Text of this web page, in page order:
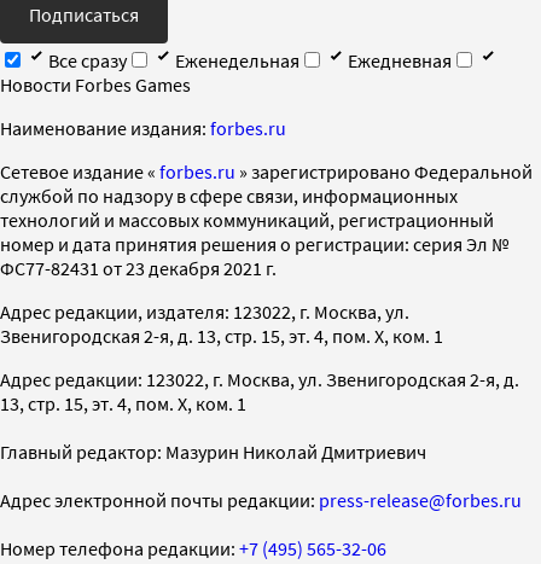
Подписаться
Все сразу
Еженедельная
Ежедневная
Новости Forbes Games
Наименование издания: forbes.ru
Cетевое издание « forbes.ru » зарегистрировано Федеральной
службой по надзору в сфере связи, информационных
технологий и массовых коммуникаций, регистрационный
номер и дата принятия решения о регистрации: серия Эл №
ФС77-82431 от 23 декабря 2021 г.
Адрес редакции, издателя: 123022, г. Москва, ул.
Звенигородская 2-я, д. 13, стр. 15, эт. 4, пом. X, ком. 1
Адрес редакции: 123022, г. Москва, ул. Звенигородская 2-я, д.
13, стр. 15, эт. 4, пом. X, ком. 1
Главный редактор: Мазурин Николай Дмитриевич
Адрес электронной почты редакции: press-release@forbes.ru
Номер телефона редакции: +7 (495) 565-32-06